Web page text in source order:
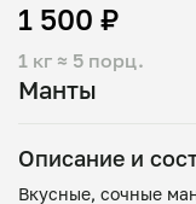
Манты
1 кг ≈ 5 порц.
1 500 ₽
Описание и
Вкусные, сочные